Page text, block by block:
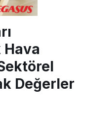
Hava
Değerler